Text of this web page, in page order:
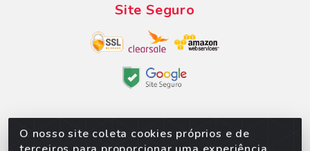
O nosso site coleta cookies próprios e de
Site Seguro
Sorpan - Rodovia dos Imigrantes, Lote 06, São